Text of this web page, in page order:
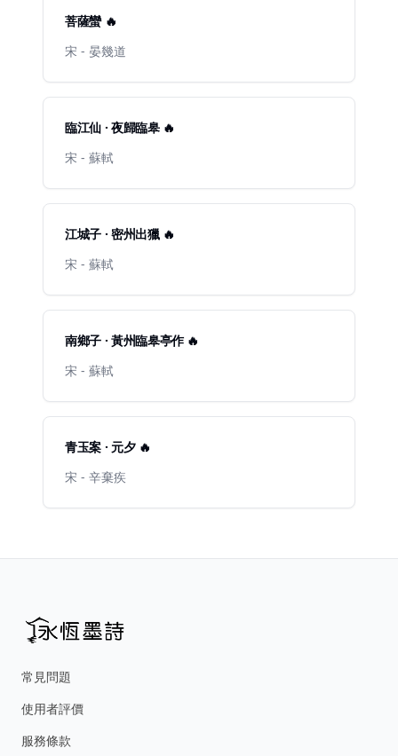
菩薩蠻 🔥
宋 - 晏幾道
臨江仙 · 夜歸臨皋 🔥
宋 - 蘇軾
江城子 · 密州出獵 🔥
宋 - 蘇軾
南鄉子 · 黃州臨皋亭作 🔥
宋 - 蘇軾
青玉案 · 元夕 🔥
宋 - 辛棄疾
常見問題
使用者評價
服務條款